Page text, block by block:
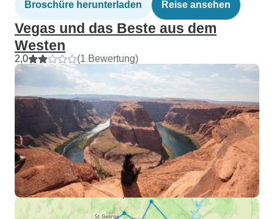
Broschüre herunterladen Reise ansehen
Vegas und das Beste aus dem
Westen
2,0 (1 Bewertung)